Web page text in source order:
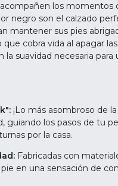
los momentos
negro son el calzado
mantener sus pies
cobra vida al apagar
suavidad necesaria para
¡Lo más asombroso de
guiando los pasos de tu
por la casa.
Fabricadas con
en una sensación de